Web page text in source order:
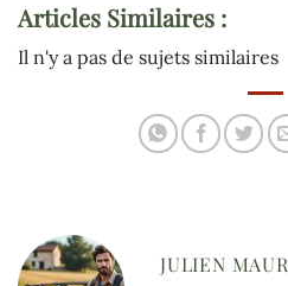
Articles Similaires :
Il n'y a pas de sujets similaires
JULIEN